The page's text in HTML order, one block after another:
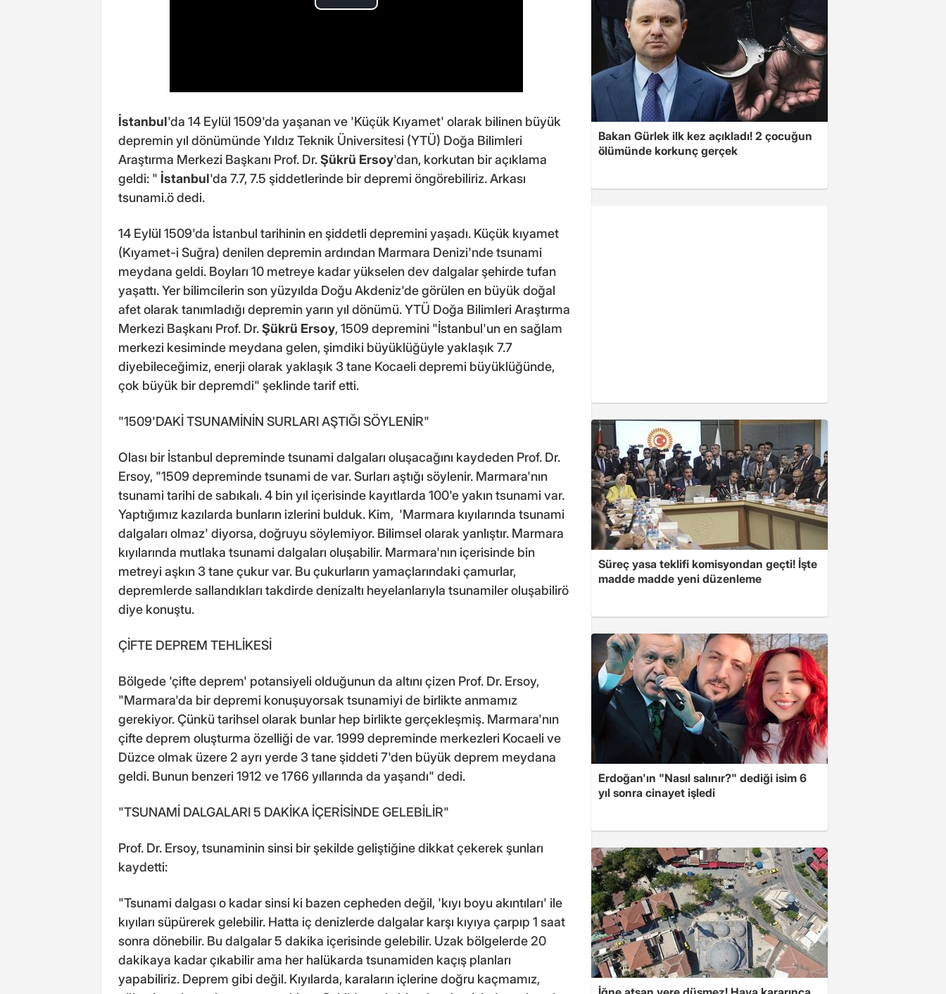
İstanbul'da 14 Eylül 1509'da yaşanan ve 'Küçük Kıyamet' olarak bilinen büyük
depremin yıl dönümünde Yıldız Teknik Üniversitesi (YTÜ) Doğa Bilimleri
Araştırma Merkezi Başkanı Prof. Dr.Şükrü Ersoy'dan, korkutan bir açıklama
geldi: " İstanbul'da 7.7, 7.5 şiddetlerinde bir depremi öngörebiliriz. Arkası
tsunami.ö dedi.
14 Eylül 1509'da İstanbul tarihinin en şiddetli depremini yaşadı. Küçük kıyamet
(Kıyamet-i Suğra) denilen depremin ardından Marmara Denizi'nde tsunami
meydana geldi. Boyları 10 metreye kadar yükselen dev dalgalar şehirde tufan
yaşattı. Yer bilimcilerin son yüzyılda Doğu Akdeniz'de görülen en büyük doğal
afet olarak tanımladığı depremin yarın yıl dönümü. YTÜ Doğa Bilimleri Araştırma
Merkezi Başkanı Prof. Dr.Şükrü Ersoy, 1509 depremini "İstanbul'un en sağlam
merkezi kesiminde meydana gelen, şimdiki büyüklüğüyle yaklaşık 7.7
diyebileceğimiz, enerji olarak yaklaşık 3 tane Kocaeli depremi büyüklüğünde,
çok büyük bir depremdi" şeklinde tarif etti.
"1509'DAKİ TSUNAMİNİN SURLARI AŞTIĞI SÖYLENİR"
Olası bir İstanbul depreminde tsunami dalgaları oluşacağını kaydeden Prof. Dr.
Ersoy, "1509 depreminde tsunami de var. Surları aştığı söylenir. Marmara'nın
tsunami tarihi de sabıkalı. 4 bin yıl içerisinde kayıtlarda 100'e yakın tsunami var.
Yaptığımız kazılarda bunların izlerini bulduk. Kim, 'Marmara kıyılarında tsunami
dalgaları olmaz' diyorsa, doğruyu söylemiyor. Bilimsel olarak yanlıştır. Marmara
kıyılarında mutlaka tsunami dalgaları oluşabilir. Marmara'nın içerisinde bin
metreyi aşkın 3 tane çukur var. Bu çukurların yamaçlarındaki çamurlar,
depremlerde sallandıkları takdirde denizaltı heyelanlarıyla tsunamiler oluşabilirö
diye konuştu.
ÇİFTE DEPREM TEHLİKESİ
Bölgede 'çifte deprem' potansiyeli olduğunun da altını çizen Prof. Dr. Ersoy,
"Marmara'da bir depremi konuşuyorsak tsunamiyi de birlikte anmamız
gerekiyor. Çünkü tarihsel olarak bunlar hep birlikte gerçekleşmiş. Marmara'nın
çifte deprem oluşturma özelliği de var. 1999 depreminde merkezleri Kocaeli ve
Düzce olmak üzere 2 ayrı yerde 3 tane şiddeti 7'den büyük deprem meydana
geldi. Bunun benzeri 1912 ve 1766 yıllarında da yaşandı" dedi.
"TSUNAMİ DALGALARI 5 DAKİKA İÇERİSİNDE GELEBİLİR"
Prof. Dr. Ersoy, tsunaminin sinsi bir şekilde geliştiğine dikkat çekerek şunları
kaydetti:
"Tsunami dalgası o kadar sinsi ki bazen cepheden değil, 'kıyı boyu akıntıları' ile
kıyıları süpürerek gelebilir. Hatta iç denizlerde dalgalar karşı kıyıya çarpıp 1 saat
sonra dönebilir. Bu dalgalar 5 dakika içerisinde gelebilir. Uzak bölgelerde 20
dakikaya kadar çıkabilir ama her halükarda tsunamiden kaçış planları
yapabiliriz. Deprem gibi değil. Kıyılarda, karaların içlerine doğru kaçmamız,
Bakan Gürlek ilk kez açıkladı! 2 çocuğun
ölümünde korkunç gerçek
Süreç yasa teklifi komisyondan geçti! İşte
madde madde yeni düzenleme
Erdoğan'ın "Nasıl salınır?" dediği isim 6
yıl sonra cinayet işledi